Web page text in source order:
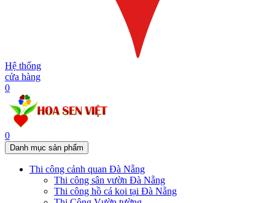
Hệ thống
cửa hàng
0
0
Danh mục sản phẩm
Thi công cảnh quan Đà Nẵng
Thi công sân vườn Đà Nẵng
Thi công hồ cá koi tại Đà Nẵng